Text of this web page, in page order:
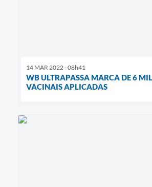
14 MAR 2022 - 08h41
WB ULTRAPASSA MARCA DE 6
VACINAIS APLICADAS